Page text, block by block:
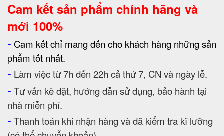
Cam kết sản phẩm chính hãng và
mới 100%
- Cam kết chỉ mang đến cho khách hàng những sản
phẩm tốt nhất.
- Làm việc từ 7h đến 22h cả thứ 7, CN và ngày lễ.
- Tư vấn kê đặt, hướng dẫn sử dụng, bảo hành tại
nhà miễn phí.
- Thanh toán khi nhận hàng và đã kiểm tra kĩ lưỡng